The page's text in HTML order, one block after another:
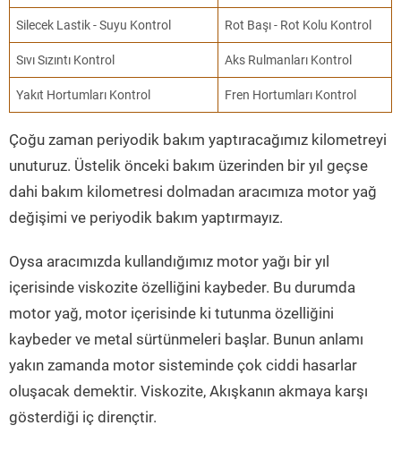
Silecek Lastik - Suyu Kontrol Rot Başı - Rot Kolu Kontrol
Sıvı Sızıntı Kontrol Aks Rulmanları Kontrol
Yakıt Hortumları Kontrol Fren Hortumları Kontrol
Çoğu zaman periyodik bakım yaptıracağımız kilometreyi
unuturuz. Üstelik önceki bakım üzerinden bir yıl geçse
dahi bakım kilometresi dolmadan aracımıza motor yağ
değişimi ve periyodik bakım yaptırmayız.
Oysa aracımızda kullandığımız motor yağı bir yıl
içerisinde viskozite özelliğini kaybeder. Bu durumda
motor yağ, motor içerisinde ki tutunma özelliğini
kaybeder ve metal sürtünmeleri başlar. Bunun anlamı
yakın zamanda motor sisteminde çok ciddi hasarlar
oluşacak demektir. Viskozite, Akışkanın akmaya karşı
gösterdiği iç dirençtir.